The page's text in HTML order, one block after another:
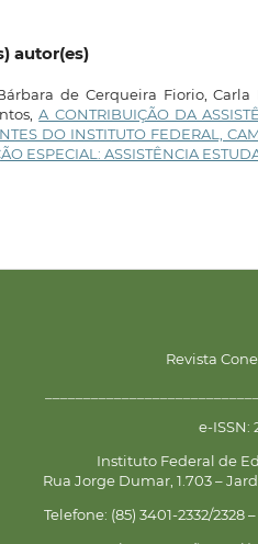
autor(es)
de Cerqueira Fiorio,
A CONTRIBUIÇÃO DA
DO INSTITUTO FEDERAL,
ESPECIAL: ASSISTÊNCIA
Revista
e-ISSN:
Instituto Federal de
Rua Jorge Dumar, 1.703 –
Telefone: (85) 3401-2332/